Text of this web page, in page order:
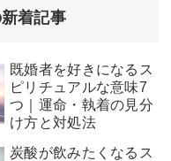
着記事
既婚者を好きになるス
ピリチュアルな意味7
つ｜運命・執着の見分
け方と対処法
炭酸が飲みたくなるス